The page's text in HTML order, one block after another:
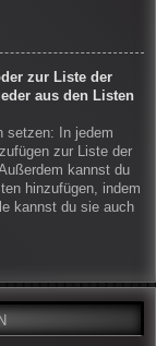
zur Liste der
aus den Listen
setzen: In jedem
zur Liste der
kannst du
hinzufügen, indem
kannst du sie auch